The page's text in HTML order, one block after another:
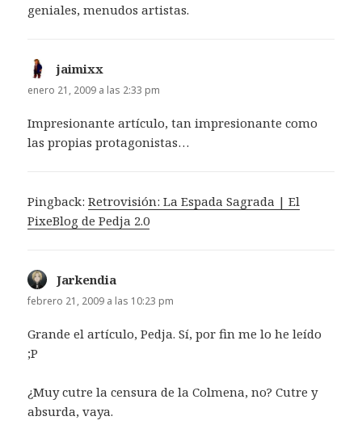
geniales, menudos artistas.
jaimixx
enero 21, 2009 a las 2:33 pm
Impresionante artículo, tan impresionante como
las propias protagonistas…
Pingback:Retrovisión: La Espada Sagrada | El
PixeBlog de Pedja 2.0
Jarkendia
febrero 21, 2009 a las 10:23 pm
Grande el artículo, Pedja. Sí, por fin me lo he leído
;P
¿Muy cutre la censura de la Colmena, no? Cutre y
absurda, vaya.